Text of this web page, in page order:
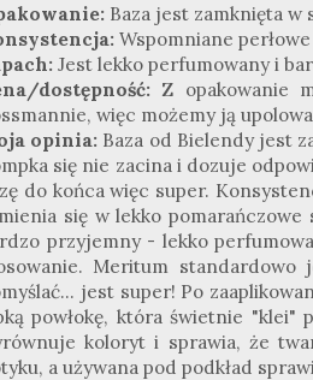
Baza jest zamknięta w
Wspomniane
Jest lekko perfumowany i
dostępność: Z opakowanie
więc możemy ją
opinia: Baza od Bielendy jest
się nie zacina i dozuje
do końca więc super.
się w lekko
przyjemny - lekko
Meritum standardowo
jest super! Po
powłokę, która świetnie "klei"
koloryt i sprawia, że
a używana pod podkład